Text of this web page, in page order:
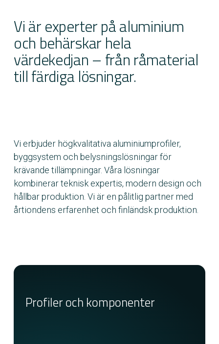
Vi är experter på aluminium
och behärskar hela
värdekedjan – från råmaterial
till färdiga lösningar.
Vi erbjuder högkvalitativa aluminiumprofiler,
byggsystem och belysningslösningar för
krävande tillämpningar. Våra lösningar
kombinerar teknisk expertis, modern design och
hållbar produktion. Vi är en pålitlig partner med
årtiondens erfarenhet och finländsk produktion.
Profiler och komponenter